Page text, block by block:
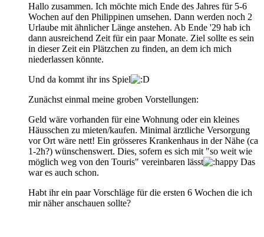
Hallo zusammen. Ich möchte mich Ende des Jahres für 5-6
Wochen auf den Philippinen umsehen. Dann werden noch 2
Urlaube mit ähnlicher Länge anstehen. Ab Ende '29 hab ich
dann ausreichend Zeit für ein paar Monate. Ziel sollte es sein
in dieser Zeit ein Plätzchen zu finden, an dem ich mich
niederlassen könnte.
Und da kommt ihr ins Spiel
Zunächst einmal meine groben Vorstellungen:
Geld wäre vorhanden für eine Wohnung oder ein kleines
Häusschen zu mieten/kaufen. Minimal ärztliche Versorgung
vor Ort wäre nett! Ein grösseres Krankenhaus in der Nähe (ca
1-2h?) wünschenswert. Dies, sofern es sich mit "so weit wie
möglich weg von den Touris" vereinbaren lässt
Das
war es auch schon.
Habt ihr ein paar Vorschläge für die ersten 6 Wochen die ich
mir näher anschauen sollte?